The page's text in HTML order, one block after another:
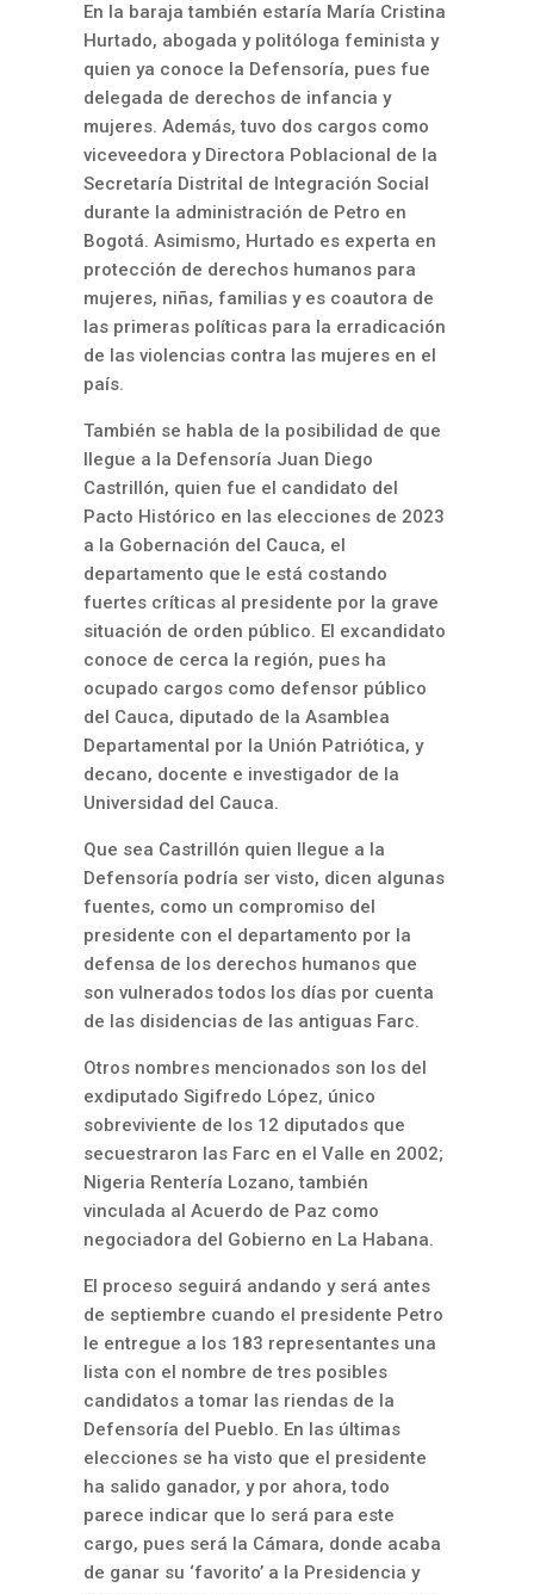
En la baraja también estaría María Cristina
Hurtado, abogada y politóloga feminista y
quien ya conoce la Defensoría, pues fue
delegada de derechos de infancia y
mujeres. Además, tuvo dos cargos como
viceveedora y Directora Poblacional de la
Secretaría Distrital de Integración Social
durante la administración de Petro en
Bogotá. Asimismo, Hurtado es experta en
protección de derechos humanos para
mujeres, niñas, familias y es coautora de
las primeras políticas para la erradicación
de las violencias contra las mujeres en el
país.
También se habla de la posibilidad de que
llegue a la Defensoría Juan Diego
Castrillón, quien fue el candidato del
Pacto Histórico en las elecciones de 2023
a la Gobernación del Cauca, el
departamento que le está costando
fuertes críticas al presidente por la grave
situación de orden público. El excandidato
conoce de cerca la región, pues ha
ocupado cargos como defensor público
del Cauca, diputado de la Asamblea
Departamental por la Unión Patriótica, y
decano, docente e investigador de la
Universidad del Cauca.
Que sea Castrillón quien llegue a la
Defensoría podría ser visto, dicen algunas
fuentes, como un compromiso del
presidente con el departamento por la
defensa de los derechos humanos que
son vulnerados todos los días por cuenta
de las disidencias de las antiguas Farc.
Otros nombres mencionados son los del
exdiputado Sigifredo López, único
sobreviviente de los 12 diputados que
secuestraron las Farc en el Valle en 2002;
Nigeria Rentería Lozano, también
vinculada al Acuerdo de Paz como
negociadora del Gobierno en La Habana.
El proceso seguirá andando y será antes
de septiembre cuando el presidente Petro
le entregue a los 183 representantes una
lista con el nombre de tres posibles
candidatos a tomar las riendas de la
Defensoría del Pueblo. En las últimas
elecciones se ha visto que el presidente
ha salido ganador, y por ahora, todo
parece indicar que lo será para este
cargo, pues será la Cámara, donde acaba
de ganar su ‘favorito’ a la Presidencia y